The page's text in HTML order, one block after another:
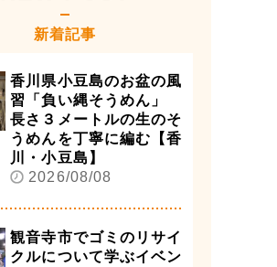
新着記事
香川県小豆島のお盆の風
習「負い縄そうめん」
長さ３メートルの生のそ
うめんを丁寧に編む【香
川・小豆島】
2026/08/08
観音寺市でゴミのリサイ
クルについて学ぶイベン